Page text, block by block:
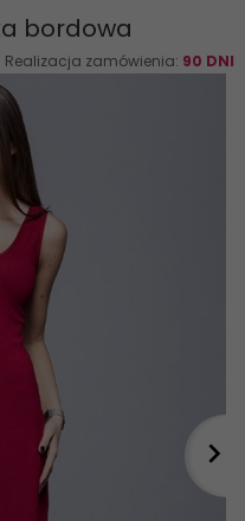
bordowa
Realizacja zamówienia: 90 DNI